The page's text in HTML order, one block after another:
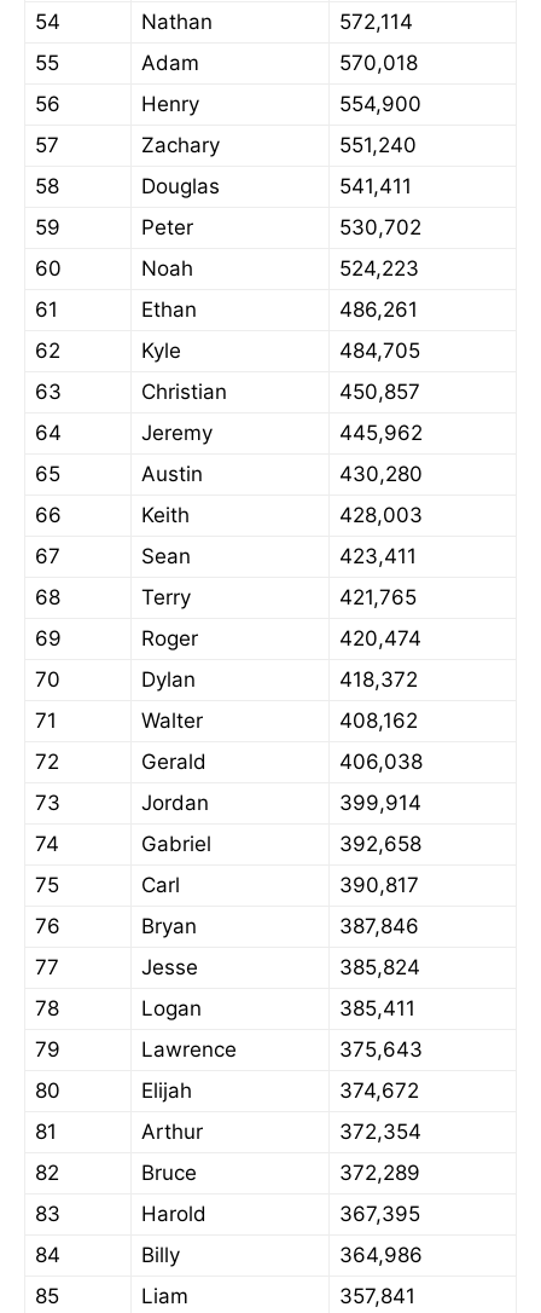
54
Nathan
572,114
55
Adam
570,018
56
Henry
554,900
57
Zachary
551,240
58
Douglas
541,411
59
Peter
530,702
60
Noah
524,223
61
Ethan
486,261
62
Kyle
484,705
63
Christian
450,857
64
Jeremy
445,962
65
Austin
430,280
66
Keith
428,003
67
Sean
423,411
68
Terry
421,765
69
Roger
420,474
70
Dylan
418,372
71
Walter
408,162
72
Gerald
406,038
73
Jordan
399,914
74
Gabriel
392,658
75
Carl
390,817
76
Bryan
387,846
77
Jesse
385,824
78
Logan
385,411
79
Lawrence
375,643
80
Elijah
374,672
81
Arthur
372,354
82
Bruce
372,289
83
Harold
367,395
84
Billy
364,986
85
Liam
357,841